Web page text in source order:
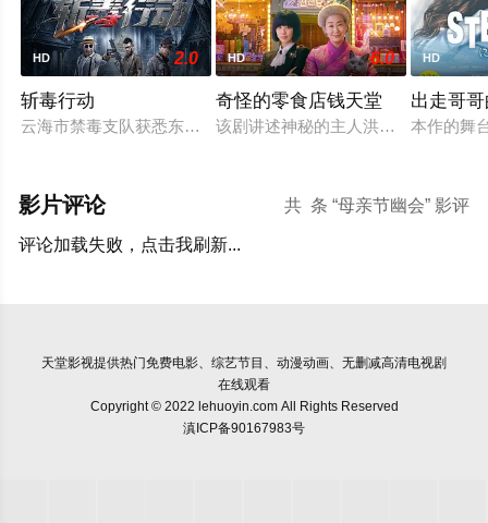
HD 2.0
斩毒行动
云海市禁毒支队获悉东南亚毒王廖爷将携600余公斤毒品来云交
HD 6.0
奇怪的零食店钱天堂
该剧讲述神秘的主人洪子卖能够实现
HD
出走哥
本作的舞
共 条 “母亲节幽会” 影评
影片评论
评论加载失败，点击我刷新...
天堂影视提供热门免费电影、综艺节目、动漫动画、无删减高清电视剧
在线观看
Copyright © 2022 lehuoyin.com All Rights Reserved
滇ICP备90167983号